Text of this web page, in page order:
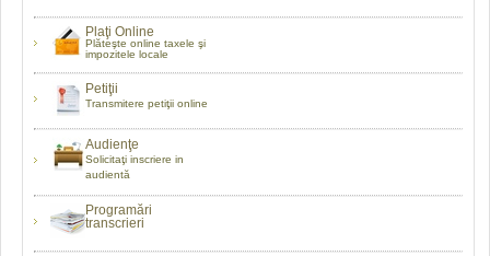
Plaţi Online
Plăteşte online taxele şi
impozitele locale
Petiţii
Transmitere petiţii online
Audienţe
Solicitaţi inscriere in
audientă
Programări
transcrieri